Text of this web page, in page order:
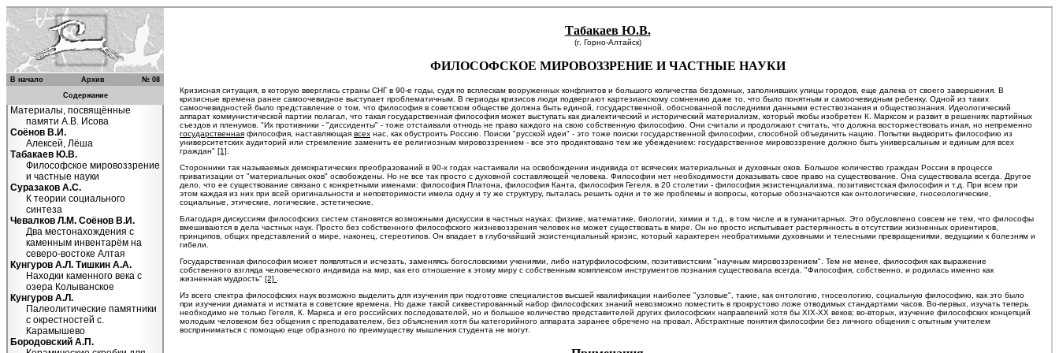
В начало Архив
№ 08
Содержание
Материалы, посвящённые
памяти А.В. Исова
Соёнов В.И.
Алексей, Лёша
Табакаев Ю.В.
Философское мировоззрение
и частные науки
Суразаков А.С.
К теории социального
синтеза
Чевалков Л.М. Соёнов В.И.
Два местонахождения с
каменным инвентарём на
северо-востоке Алтая
Кунгуров А.Л. Тишкин А.А.
Находки каменного века с
озера Колыванское
Кунгуров А.Л.
Палеолитические памятники
с окрестностей с.
Карамышево
Бородовский А.П.
Табакаев Ю.В.
(г. Горно-Алтайск)
ФИЛОСОФСКОЕ МИРОВОЗЗРЕНИЕ И ЧАСТНЫЕ НАУКИ
Кризисная ситуация, в которую вверглись страны СНГ в 90-е годы, судя по всплескам вооруженных конфликтов и большого количества бездомных, заполнивших улицы городов, еще далека от своего завершения. В
кризисные времена ранее самоочевидное выступает проблематичным. В периоды кризисов люди подвергают картезианскому сомнению даже то, что было понятным и самоочевидным ребенку. Одной из таких
самоочевидностей было представление о том, что философия в советском обществе должна быть единой, государственной, обоснованной последними данными естествознания и обществознания. Идеологический
аппарат коммунистической партии полагал, что такая государственная философия может выступать как диалектический и исторический материализм, который якобы изобретен К. Марксом и развит в решениях партийных
съездов и пленумов. "Их противники - "диссиденты" - тоже отстаивали отнюдь не право каждого на свою собственную философию. Они считали и продолжают считать, что должна восторжествовать иная, но непременно
государственная философия, наставляющая всех нас, как обустроить Россию. Поиски "русской идеи" - это тоже поиски государственной философии, способной объединить нацию. Попытки выдворить философию из
университетских аудиторий или стремление заменить ее религиозным мировоззрением - все это продиктовано тем же убеждением: государственное мировоззрение должно быть универсальным и единым для всех
граждан" [1]
Сторонники так называемых демократических преобразований в 90-х годах настаивали на освобождении индивида от всяческих материальных и духовных оков. Большое количество граждан России в процессе
приватизации от "материальных оков" освобождены. Но не все так просто с духовной составляющей человека. Философии нет необходимости доказывать свое право на существование. Она существовала всегда. Другое
дело, что ее существование связано с конкретными именами: философия Платона, философия Канта, философия Гегеля, в 20 столетии - философия экзистенциализма, позитивистская философия и т.д. При всем при
этом каждая из них при всей оригинальности и неповторимости имела одну и ту же структуру, пыталась решить одни и те же проблемы и вопросы, которые обозначаются как онтологические, гносеологические,
социальные, этические, логические, эстетические.
Благодаря дискуссиям философских систем становятся возможными дискуссии в частных науках: физике, математике, биологии, химии и т.д., в том числе и в гуманитарных. Это обусловлено совсем не тем, что философы
вмешиваются в дела частных наук. Просто без собственного философского жизневоззрения человек не может существовать в мире. Он не просто испытывает растерянность в отсутствии жизненных ориентиров,
принципов, общих представлений о мире, наконец, стереотипов. Он впадает в глубочайший экзистенциальный кризис, который характерен необратимыми духовными и телесными превращениями, ведущими к болезням и
гибели.
Государственная философия может появляться и исчезать, заменяясь богословскими учениями, либо натурфилософским, позитивистским "научным мировоззрением". Тем не менее, философия как выражение
собственного взгляда человеческого индивида на мир, как его отношение к этому миру с собственным комплексом инструментов познания существовала всегда. "Философия, собственно, и родилась именно как
жизненная мудрость" [2]
Из всего спектра философских наук возможно выделить для изучения при подготовке специалистов высшей квалификации наиболее "узловые", такие, как онтологию, гносеологию, социальную философию, как это было
при изучении диамата и истмата в советские времена. Но даже такой сиквестированный набор философских знаний невозможно поместить в прокрустово ложе отводимых стандартами часов. Во-первых, изучать теперь
необходимо не только Гегеля, К. Маркса и его российских последователей, но и большое количество представителей других философских направлений хотя бы XIX-XX веков; во-вторых, изучение философских концепций
молодым человеком без общения с преподавателем, без объяснения хотя бы категорийного аппарата заранее обречено на провал. Абстрактные понятия философии без личного общения с опытным учителем
восприниматься с помощью еще образного по преимуществу мышления студента не могут.